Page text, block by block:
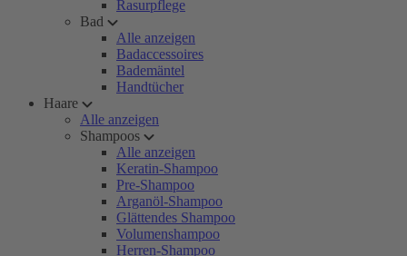
Rasurpflege
Bad
Alle anzeigen
Badaccessoires
Bademäntel
Handtücher
Haare
Alle anzeigen
Shampoos
Alle anzeigen
Keratin-Shampoo
Pre-Shampoo
Arganöl-Shampoo
Glättendes Shampoo
Volumenshampoo
Herren-Shampoo